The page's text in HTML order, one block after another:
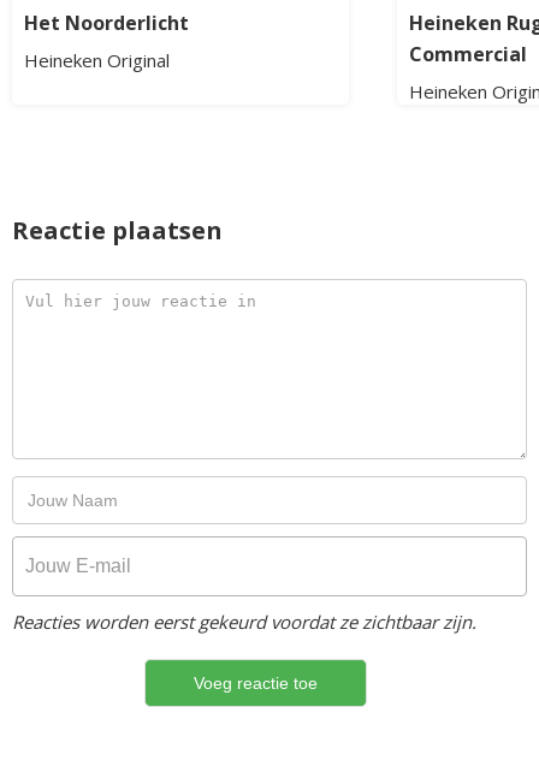
Het Noorderlicht
Heineken Original
Heineken
Commercial
Heineken
Reactie plaatsen
Reacties worden eerst gekeurd voordat ze zichtbaar zijn.